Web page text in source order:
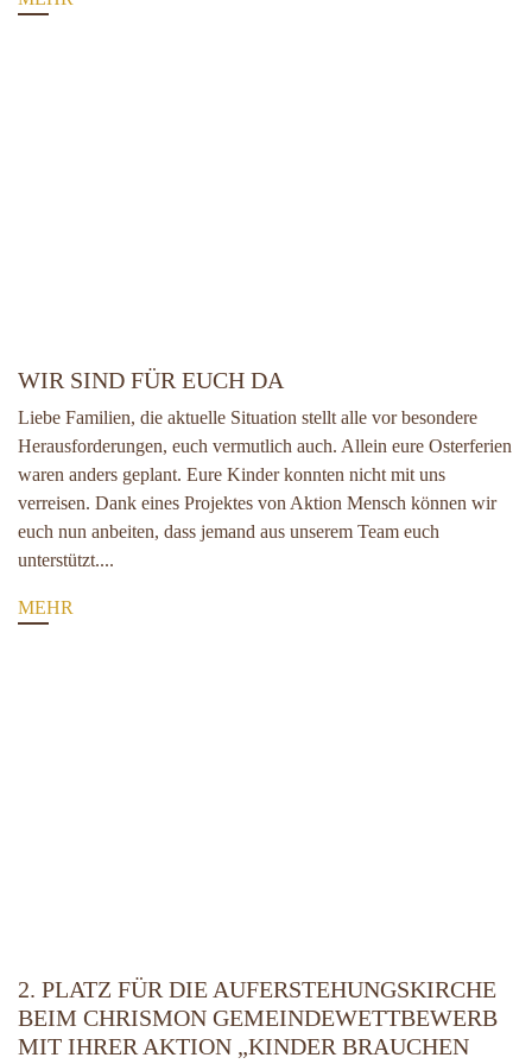
WIR SIND FÜR EUCH DA
Liebe Familien, die aktuelle Situation stellt alle vor besondere
Herausforderungen, euch vermutlich auch. Allein eure Osterferien
waren anders geplant. Eure Kinder konnten nicht mit uns
verreisen. Dank eines Projektes von Aktion Mensch können wir
euch nun anbeiten, dass jemand aus unserem Team euch
unterstützt....
MEHR
2. PLATZ FÜR DIE AUFERSTEHUNGSKIRCHE
BEIM CHRISMON GEMEINDEWETTBEWERB
MIT IHRER AKTION „KINDER BRAUCHEN